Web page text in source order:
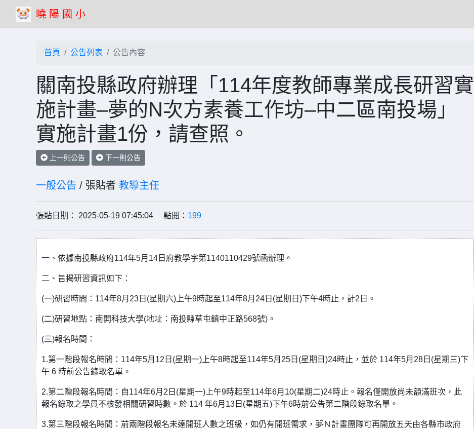
曉 陽 國 小
首頁 公告列表 公告內容
關南投縣政府辦理「114年度教師專業成長研習實
施計畫–夢的N次方素養工作坊–中二區南投場」
實施計畫1份，請查照。
上一則公告 下一則公告
一般公告 / 張貼者 教導主任
張貼日期： 2025-05-19 07:45:04 點閱： 199
一、依據南投縣政府114年5月14日府教學字第1140110429號函辦理。
二、旨揭研習資訊如下：
(一)研習時間：114年8月23日(星期六)上午9時起至114年8月24日(星期日)下午4時止，計2日。
(二)研習地點：南開科技大學(地址：南投縣草屯鎮中正路568號)。
(三)報名時間：
1.第一階段報名時間：114年5月12日(星期一)上午8時起至114年5月25日(星期日)24時止，並於 114年5月28日(星期三)下
午 6 時前公告錄取名單。
2.第二階段報名時間：自114年6月2日(星期一)上午9時起至114年6月10(星期二)24時止。報名僅開放尚未額滿班次，此
報名錄取之學員不核發相關研習時數。於 114 年6月13日(星期五)下午6時前公告第二階段錄取名單。
3.第三階段報名時間：前兩階段報名未達開班人數之班級，如仍有開班需求，夢Ｎ計畫團隊可再開放五天由各縣市政府